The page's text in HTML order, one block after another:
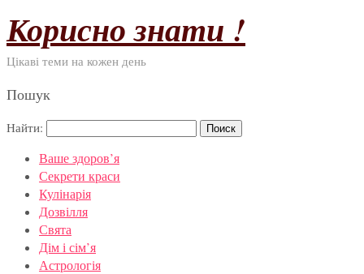
Корисно знати !
Цікаві теми на кожен день
Пошук
Найти:
Ваше здоров’я
Секрети краси
Кулінарія
Дозвілля
Свята
Дім і сім’я
Астрологія